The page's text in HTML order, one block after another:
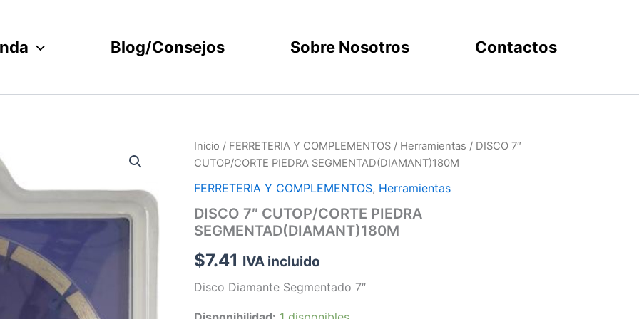
Blog/Consejos Sobre Nosotros Contactos
Inicio / FERRETERIA Y COMPLEMENTOS / Herramientas / DISCO 7″
CUTOP/CORTE PIEDRA SEGMENTAD(DIAMANT)180M
FERRETERIA Y COMPLEMENTOS, Herramientas
DISCO 7″ CUTOP/CORTE PIEDRA
SEGMENTAD(DIAMANT)180M
$7.41 IVA incluido
Disco Diamante Segmentado 7″
DISCO
7"
CUTOP/CORTE
PIEDRA
cantidad